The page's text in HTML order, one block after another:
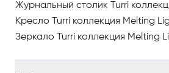
Дизайн диванов и кресел
степени деревянными ножками с
сечением, сужающимся книзу,
Журнальный столик Turri
Кресло Turri коллекция Melting
Зеркало Turri коллекция Melting